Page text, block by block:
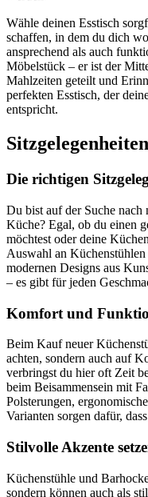
Wähle deinen Esstisch
schaffen, in dem du dich
ansprechend als auch
Möbelstück – er ist der
Mahlzeiten geteilt und
perfekten Esstisch, der
entspricht.
Sitzgelegenheiten
Die richtigen
Du bist auf der Suche nach
Küche? Egal, ob du einen
möchtest oder deine
Auswahl an
modernen Designs aus
– es gibt für jeden
Komfort und
Beim Kauf neuer
achten, sondern auch auf
verbringst du hier oft Zeit
beim Beisammensein mit
Polsterungen,
Varianten sorgen dafür,
Stilvolle Akzente
Küchenstühle und
sondern können auch als